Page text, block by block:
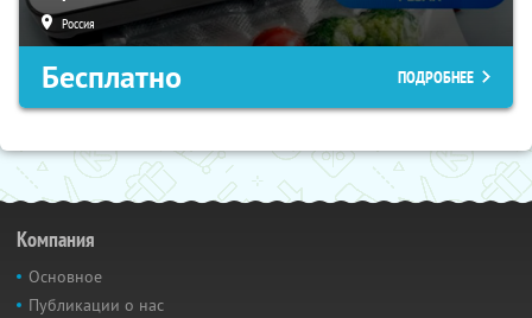
Россия
Бесплатно ПОДРОБНЕЕ
Компания
Основное
Публикации о нас